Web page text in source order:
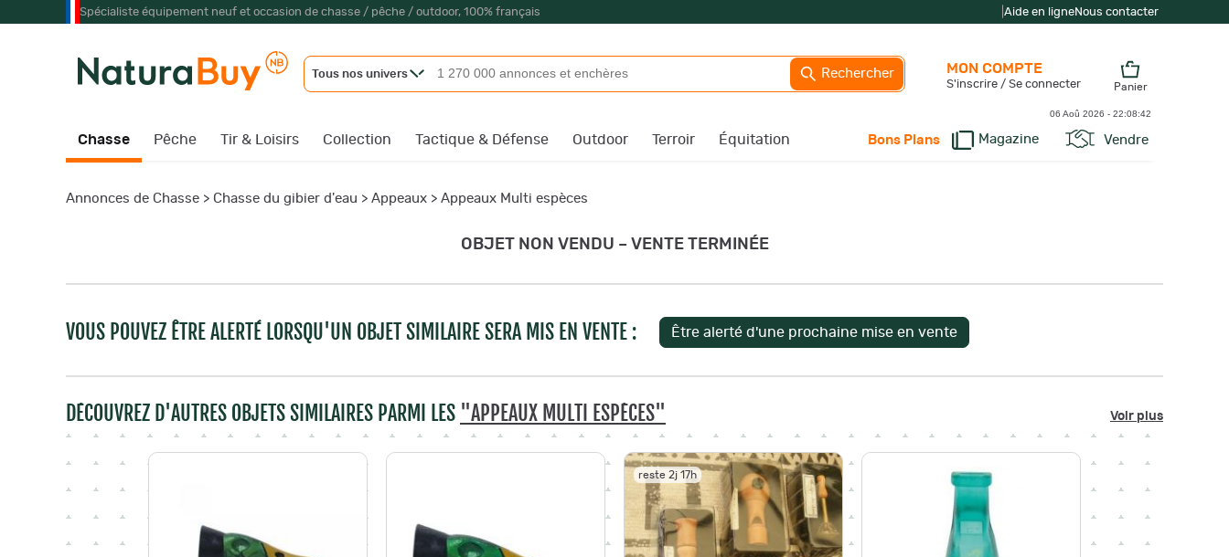
Spécialiste équipement neuf et occasion de chasse / pêche / outdoor, 100% français Aide en ligneNous contacter
Tous nos univers Rechercher
Chasse Pêche Tir & Loisirs Collection Tactique & Défense Outdoor Terroir Équitation Bons Plans Magazine Vendre
MON COMPTE
S'inscrire / Se connecter Panier
06 Aoû 2026 - 22:08:43
Annonces de Chasse > Chasse du gibier d'eau > Appeaux > Appeaux Multi espèces
OBJET NON VENDU – VENTE TERMINÉE
VOUS POUVEZ ÊTRE ALERTÉ LORSQU'UN OBJET SIMILAIRE SERA MIS EN VENTE :
DÉCOUVREZ D'AUTRES OBJETS SIMILAIRES PARMI LES "APPEAUX MULTI ESPÈCES" Voir plus
reste 2j 17h